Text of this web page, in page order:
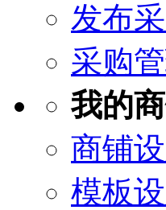
发布
采购
我的
商铺
模板